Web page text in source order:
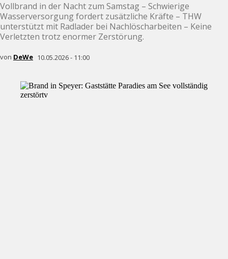
Vollbrand in der Nacht zum Samstag – Schwierige
Wasserversorgung fordert zusätzliche Kräfte – THW
unterstützt mit Radlader bei Nachlöscharbeiten – Keine
Verletzten trotz enormer Zerstörung.
von DeWe 10.05.2026 - 11:00